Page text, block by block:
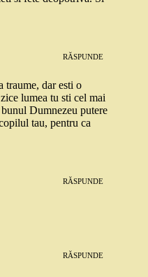
RĂSPUNDE
traume, dar esti o
lumea tu sti cel mai
Dumnezeu putere
tau, pentru ca
RĂSPUNDE
RĂSPUNDE